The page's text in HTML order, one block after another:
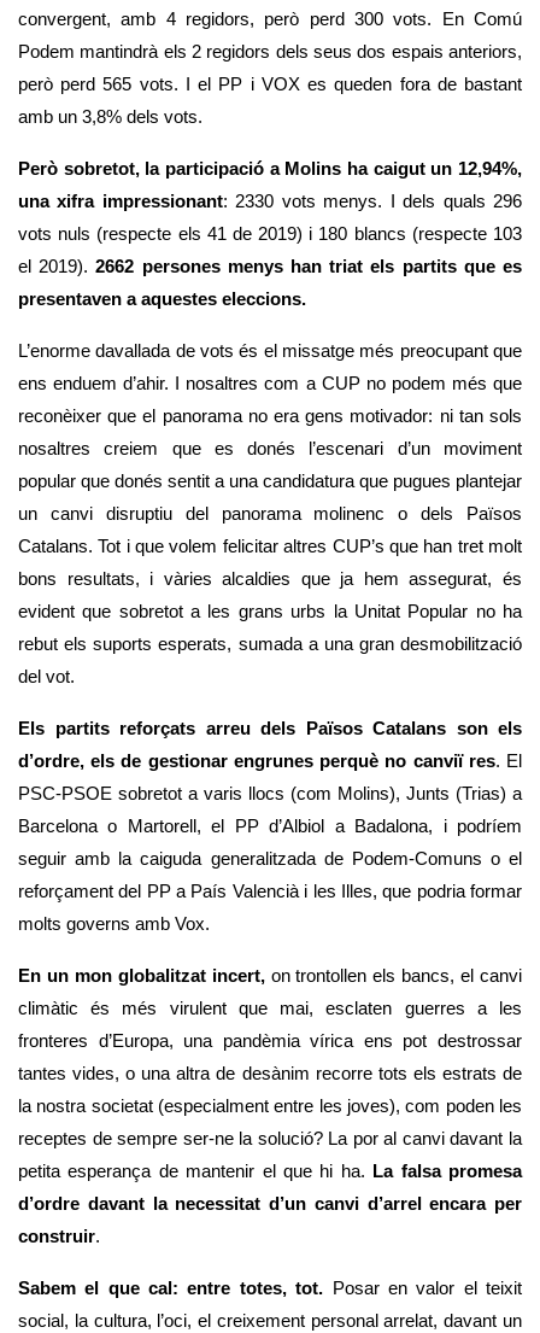
convergent, amb 4 regidors, però perd 300 vots. En Comú
Podem mantindrà els 2 regidors dels seus dos espais anteriors,
però perd 565 vots. I el PP i VOX es queden fora de bastant
amb un 3,8% dels vots.
Però sobretot, la participació a Molins ha caigut un 12,94%,
una xifra impressionant: 2330 vots menys. I dels quals 296
vots nuls (respecte els 41 de 2019) i 180 blancs (respecte 103
el 2019). 2662 persones menys han triat els partits que es
presentaven a aquestes eleccions.
L’enorme davallada de vots és el missatge més preocupant que
ens enduem d’ahir. I nosaltres com a CUP no podem més que
reconèixer que el panorama no era gens motivador: ni tan sols
nosaltres creiem que es donés l’escenari d’un moviment
popular que donés sentit a una candidatura que pugues plantejar
un canvi disruptiu del panorama molinenc o dels Països
Catalans. Tot i que volem felicitar altres CUP’s que han tret molt
bons resultats, i vàries alcaldies que ja hem assegurat, és
evident que sobretot a les grans urbs la Unitat Popular no ha
rebut els suports esperats, sumada a una gran desmobilització
del vot.
Els partits reforçats arreu dels Països Catalans son els
d’ordre, els de gestionar engrunes perquè no canviï res. El
PSC-PSOE sobretot a varis llocs (com Molins), Junts (Trias) a
Barcelona o Martorell, el PP d’Albiol a Badalona, i podríem
seguir amb la caiguda generalitzada de Podem-Comuns o el
reforçament del PP a País Valencià i les Illes, que podria formar
molts governs amb Vox.
En un mon globalitzat incert, on trontollen els bancs, el canvi
climàtic és més virulent que mai, esclaten guerres a les
fronteres d’Europa, una pandèmia vírica ens pot destrossar
tantes vides, o una altra de desànim recorre tots els estrats de
la nostra societat (especialment entre les joves), com poden les
receptes de sempre ser-ne la solució? La por al canvi davant la
petita esperança de mantenir el que hi ha.
La falsa promesa
d’ordre davant la necessitat d’un canvi d’arrel encara per
construir.
Sabem el que cal: entre totes, tot. Posar en valor el teixit
social, la cultura, l’oci, el creixement personal arrelat, davant un